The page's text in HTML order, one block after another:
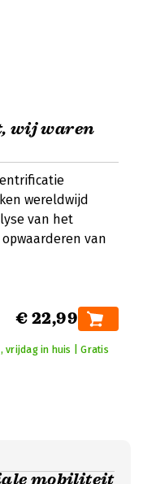
wij waren
wereldwijd
van het
van
€ 22,99
vrijdag in huis | Gratis
mobiliteit